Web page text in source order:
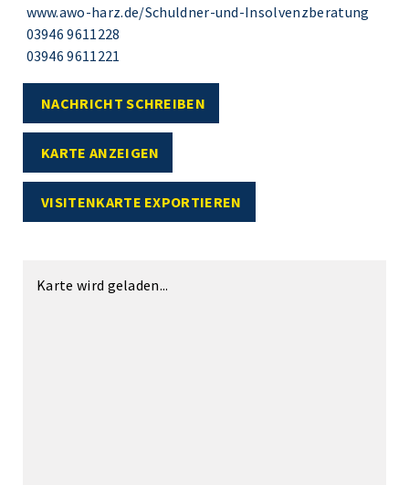
www.awo-harz.de/Schuldner-und-Insolvenzberatung
03946 9611228
03946 9611221
NACHRICHT SCHREIBEN
KARTE ANZEIGEN
VISITENKARTE EXPORTIEREN
Karte wird geladen...